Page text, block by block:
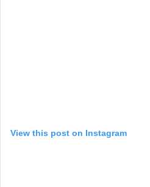
View this post on Instagram